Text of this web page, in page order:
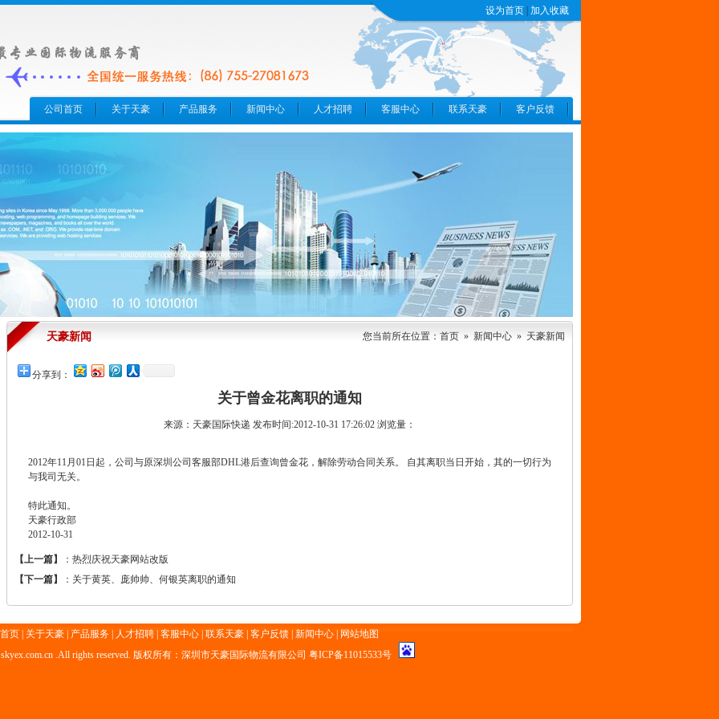
设为首页 加入收藏
公司首页 关于天豪 产品服务 新闻中心 人才招聘 客服中心 联系天豪 客户反馈
天豪新闻 您当前所在位置：首页 » 新闻中心 » 天豪新闻
分享到：
关于曾金花离职的通知
来源： 天豪国际快递 发布时间:2012-10-31 17:26:02 浏览量：
2012年11月01日起，公司与原深圳公司客服部DHL港后查询曾金花，解除劳动合同关系。 自其离职当日开始，其的一切行为
与我司无关。
特此通知。
天豪行政部
2012-10-31
【上一篇】 ： 热烈庆祝天豪网站改版
【下一篇】
： 关于黄英、庞帅帅、何银英离职的通知
页 关于天豪 产品服务 人才招聘 客服中心 联系天豪 客户反馈 新闻中心
网站地图
.All rights reserved. 版权所有：深圳市天豪国际物流有限公司 粤ICP备11015533号